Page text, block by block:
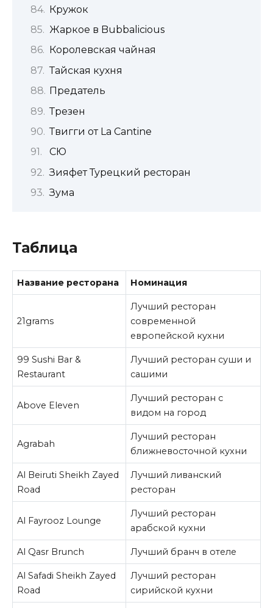
Кружок
Жаркое в Bubbalicious
Королевская чайная
Тайская кухня
Предатель
Трезен
Твигги от La Cantine
СЮ
Зияфет Турецкий ресторан
Зума
Таблица
Название ресторана Номинация
21grams
Лучший ресторан
современной
европейской кухни
99 Sushi Bar &
Restaurant
Лучший ресторан суши и
сашими
Above Eleven
Лучший ресторан с
видом на город
Agrabah
Лучший ресторан
ближневосточной кухни
Al Beiruti Sheikh Zayed
Road
Лучший ливанский
ресторан
Al Fayrooz Lounge
Лучший ресторан
арабской кухни
Al Qasr Brunch Лучший бранч в отеле
Al Safadi Sheikh Zayed
Road
Лучший ресторан
сирийской кухни